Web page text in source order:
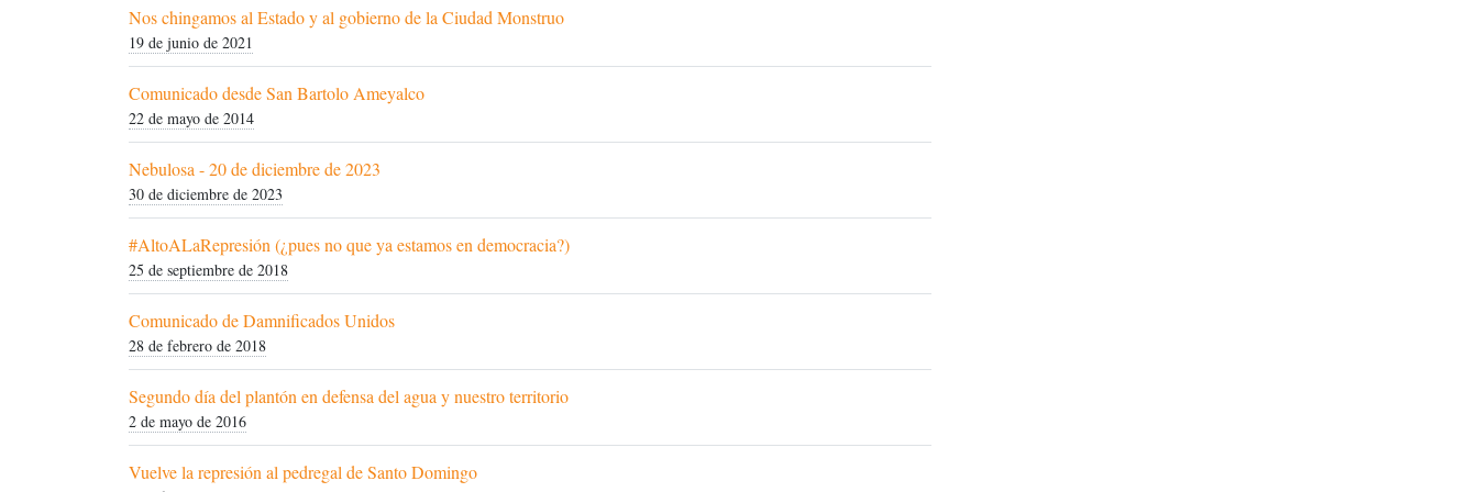
Nos chingamos al Estado y al gobierno de la Ciudad Monstruo
19 de junio de 2021
Comunicado desde San Bartolo Ameyalco
22 de mayo de 2014
Nebulosa - 20 de diciembre de 2023
30 de diciembre de 2023
#AltoALaRepresión (¿pues no que ya estamos en democracia?)
25 de septiembre de 2018
Comunicado de Damnificados Unidos
28 de febrero de 2018
Segundo día del plantón en defensa del agua y nuestro territorio
2 de mayo de 2016
Vuelve la represión al pedregal de Santo Domingo